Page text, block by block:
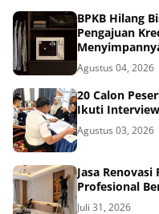
BPKB Hilang
Pengajuan
Agustus 04, 2026
20 Calon
Ikuti
Agustus 03, 2026
Jasa
Profesional
Juli 31, 2026